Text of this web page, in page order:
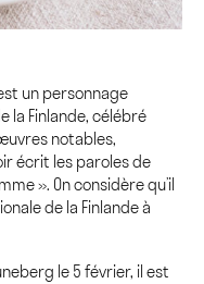
un personnage
la Finlande, célébré
notables,
écrit les paroles de
». On considère qu’il
de la Finlande à
le 5 février, il est